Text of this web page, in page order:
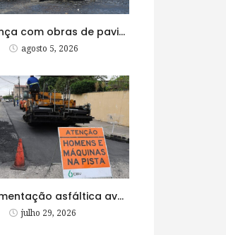
Prefeitura avança com obras de pavimentação asfáltica na Rua Lopes Rodrigues
agosto 5, 2026
Obras de pavimentação asfáltica avançam no bairro Brasília e chegam a mais quatro ruas
julho 29, 2026